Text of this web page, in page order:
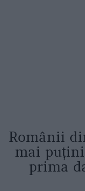
Românii
mai
prima